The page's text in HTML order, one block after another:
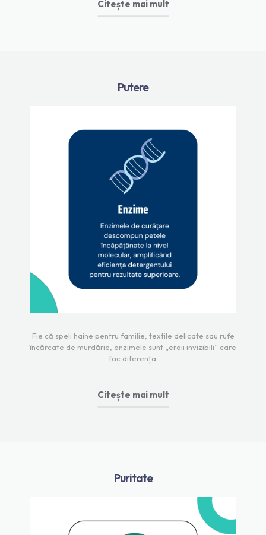
Citește mai mult
Putere
Fie că speli haine pentru familie, textile delicate sau rufe
încărcate de murdărie, enzimele sunt „eroii invizibili” care
fac diferența.
Citește mai mult
Puritate